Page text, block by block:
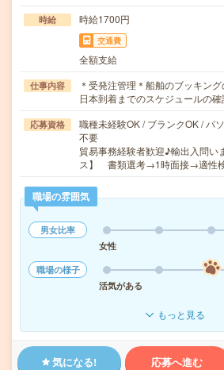
時給 時給1700円
交通費
全額支給
仕事内容
＊受発注管理＊船舶のブッキン
日本到着までのスケジュールの
応募資格
職種未経験OK / ブランクOK / パ
不要
貿易事務経験者歓迎♪輸出入問い
ス】 書類選考→1時面接→適性
職場の雰囲気
男女比率
女性
職場の様子
活気がある
もっと見る
気になる! 応募へ進む